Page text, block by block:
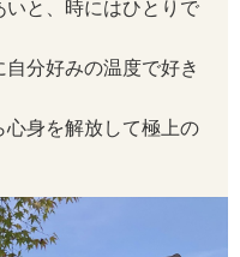
いと、時にはひとりで
分好みの温度で好き
心身を解放して極上の